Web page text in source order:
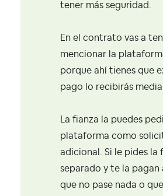
tener más seguridad.
En el contrato vas a
mencionar la
porque ahí tienes que
pago lo recibirás
La fianza la puedes
plataforma como
adicional. Si le pides la
separado y te la pagan
que no pase nada o